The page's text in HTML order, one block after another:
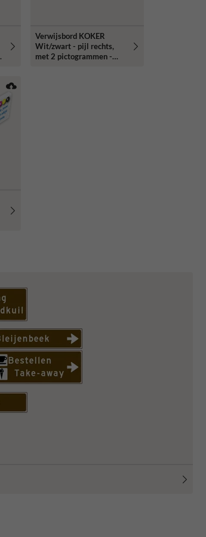
Verwijsbord KOKER
Wit/zwart - pijl rechts,
met 2 pictogrammen -